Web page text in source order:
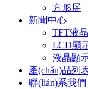
方形屏
新聞中心
TFT液
LCD顯
液晶顯
產(chǎn)品列
聯(lián)系我們